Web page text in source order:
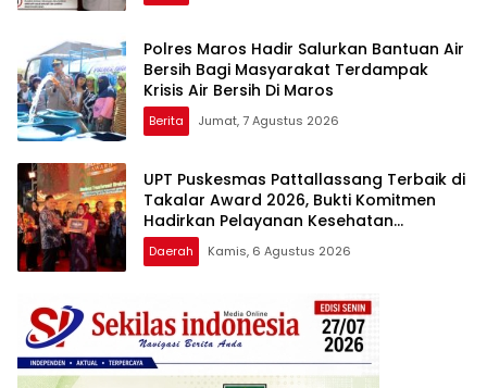
Polres Maros Hadir Salurkan Bantuan Air
Bersih Bagi Masyarakat Terdampak
Krisis Air Bersih Di Maros
Berita Jumat, 7 Agustus 2026
UPT Puskesmas Pattallassang Terbaik di
Takalar Award 2026, Bukti Komitmen
Hadirkan Pelayanan Kesehatan
Berkualitas
Daerah Kamis, 6 Agustus 2026